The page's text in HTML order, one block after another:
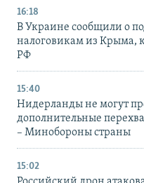
16:18
В Украине сообщили о
налоговикам из Крыма,
РФ
15:40
Нидерланды не могут
дополнительные
– Минобороны страны
15:02